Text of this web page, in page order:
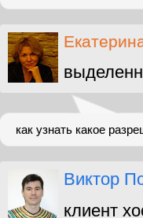
как узнать какое
Виктор
клиент